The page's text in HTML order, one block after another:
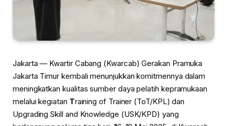
Jakarta — Kwartir Cabang (Kwarcab) Gerakan Pramuka
Jakarta Timur kembali menunjukkan komitmennya dalam
meningkatkan kualitas sumber daya pelatih kepramukaan
melalui kegiatan Training of Trainer (ToT/KPL) dan
Upgrading Skill and Knowledge (USK/KPD) yang